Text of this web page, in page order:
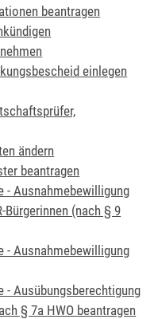
beantragen
einlegen
ändern
beantragen
- Ausnahmebewilligung
Bürgerinnen (nach § 9
- Ausnahmebewilligung
- Ausübungsberechtigung
§ 7a HWO beantragen